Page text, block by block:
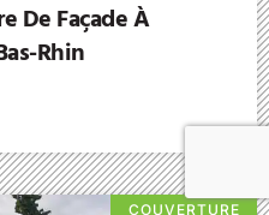
De Façade À
Rhin
COUVERTURE